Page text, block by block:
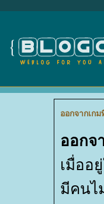
ออกจากเก
ออกจ
เมื่ออ
มีคนไ